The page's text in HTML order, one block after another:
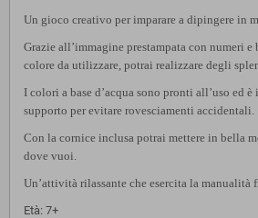
Un gioco creativo per imparare a dipingere in
Grazie all’immagine prestampata con numeri
colore da utilizzare, potrai realizzare degli
I colori a base d’acqua sono pronti all’uso ed
supporto per evitare rovesciamenti accidentali.
Con la cornice inclusa potrai mettere in bella
dove vuoi.
Un’attività rilassante che esercita la manualità
Età: 7+